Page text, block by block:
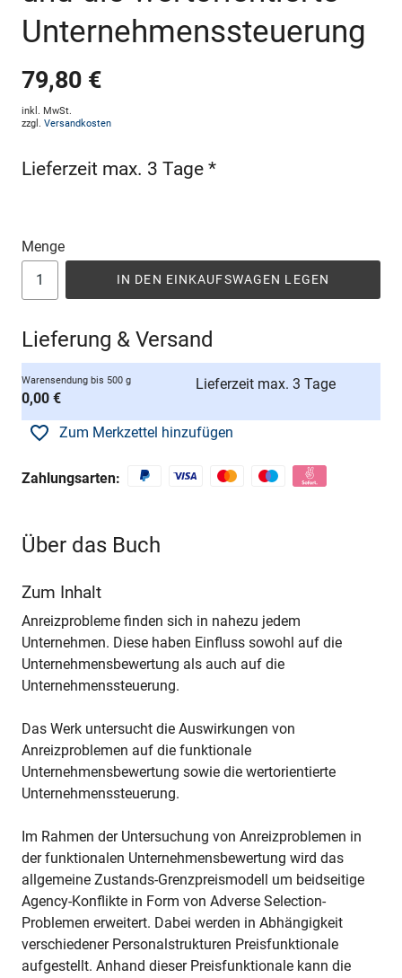
Unternehmenssteuerung
79,80 €
inkl. MwSt.
zzgl. Versandkosten
Lieferzeit max. 3 Tage *
Menge
IN DEN EINKAUFSWAGEN LEGEN
Lieferung & Versand
Warensendung bis 500 g
0,00 €
Lieferzeit max. 3 Tage
Zum Merkzettel hinzufügen
Zahlungsarten:
Über das Buch
Zum Inhalt
Anreizprobleme finden sich in nahezu jedem
Unternehmen. Diese haben Einfluss sowohl auf die
Unternehmensbewertung als auch auf die
Unternehmenssteuerung.
Das Werk untersucht die Auswirkungen von
Anreizproblemen auf die funktionale
Unternehmensbewertung sowie die wertorientierte
Unternehmenssteuerung.
Im Rahmen der Untersuchung von Anreizproblemen in
der funktionalen Unternehmensbewertung wird das
allgemeine Zustands-Grenzpreismodell um beidseitige
Agency-Konflikte in Form von Adverse Selection-
Problemen erweitert. Dabei werden in Abhängigkeit
verschiedener Personalstrukturen Preisfunktionale
aufgestellt. Anhand dieser Preisfunktionale kann die